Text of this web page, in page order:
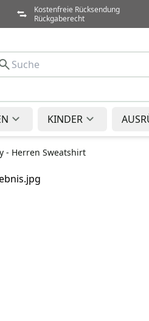
Kostenfreie Rücksendung
Rückgaberecht
KINDER
- Herren Sweatshirt